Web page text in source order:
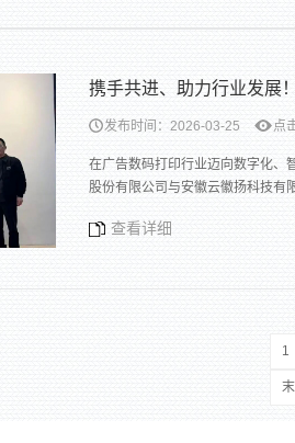
携手共进、助力行业发展
发布时间：2026-03-25 点
在广告数码打印行业迈向数字化、
股份有限公司与安徽云徽扬科技
查看详细
1